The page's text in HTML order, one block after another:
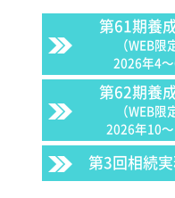
第61期養
（WEB限
2026年4
第62期養
（WEB限
2026年10
第3回相続